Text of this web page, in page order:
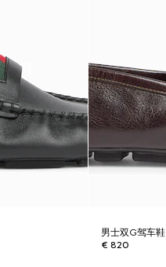
男士双G驾车鞋
€ 820